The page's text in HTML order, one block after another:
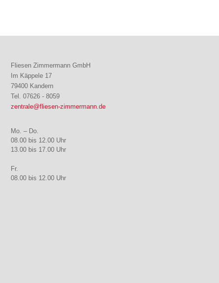
Fliesen Zimmermann GmbH
Im Käppele 17
79400 Kandern
Tel.07626 - 8059
zentrale@fliesen-zimmermann.de
Mo. – Do.
08.00 bis 12.00 Uhr
13.00 bis 17.00 Uhr
Fr.
08.00 bis 12.00 Uhr